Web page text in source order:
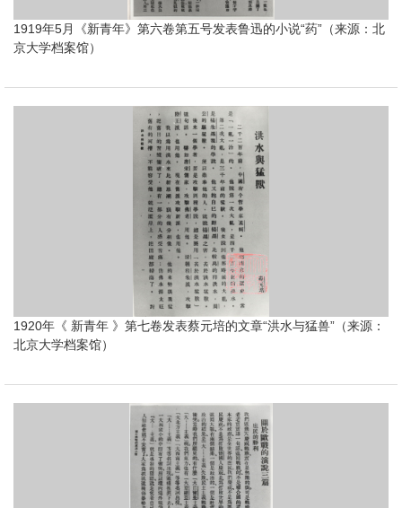
1919年5月《新青年》第六卷第五号发表鲁迅的小说“药”（来源：北
京大学档案馆）
1920年《 新青年 》第七卷发表蔡元培的文章“洪水与猛兽”（来源：
北京大学档案馆）